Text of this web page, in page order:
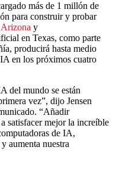
más de 1 millón de
para construir y probar
Arizona y
en Texas, como parte
producirá hasta medio
en los próximos cuatro
del mundo se están
vez”, dijo Jensen
“Añadir
satisfacer mejor la increíble
de IA,
aumenta nuestra